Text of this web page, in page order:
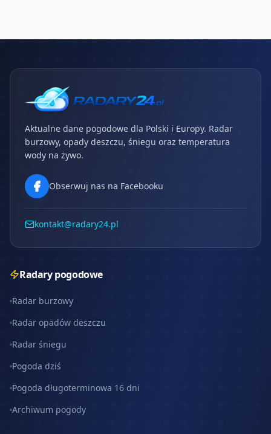
Aktualne dane pogodowe dla Polski i Europy. Radar
burzowy, opady deszczu, śniegu oraz temperatura
wody na żywo.
Obserwuj nas na Facebooku
kontakt@radary24.pl
Radary pogodowe
Radar burzowy
Radar opadów deszczu
Radar śniegu
Pogoda dziś
Pogoda długoterminowa 16 dni
Archiwum pogody